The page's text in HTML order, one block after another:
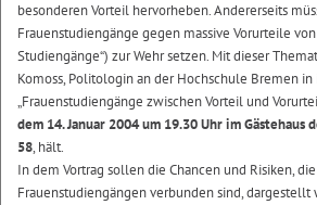
besonderen Vorteil hervorheben. Andererseits
Frauenstudiengänge gegen massive Vorurteile
Studiengänge“) zur Wehr setzen. Mit dieser
Komoss, Politologin an der Hochschule Bremen in
„Frauenstudiengänge zwischen Vorteil und
dem 14. Januar 2004 um 19.30 Uhr im Gästehaus
58, hält.
In dem Vortrag sollen die Chancen und Risiken,
Frauenstudiengängen verbunden sind, dargestellt